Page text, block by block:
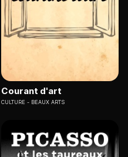
Courant d'art
CULTURE BEAUX ARTS